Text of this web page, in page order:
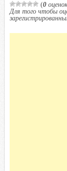
(0
Для того чтобы